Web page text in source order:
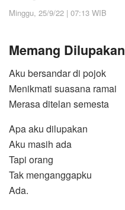
Minggu, 25/9/22 | 07:13 WIB
Memang Dilupakan
Aku bersandar di pojok
Menikmati suasana ramai
Merasa ditelan semesta
Apa aku dilupakan
Aku masih ada
Tapi orang
Tak menganggapku
Ada.